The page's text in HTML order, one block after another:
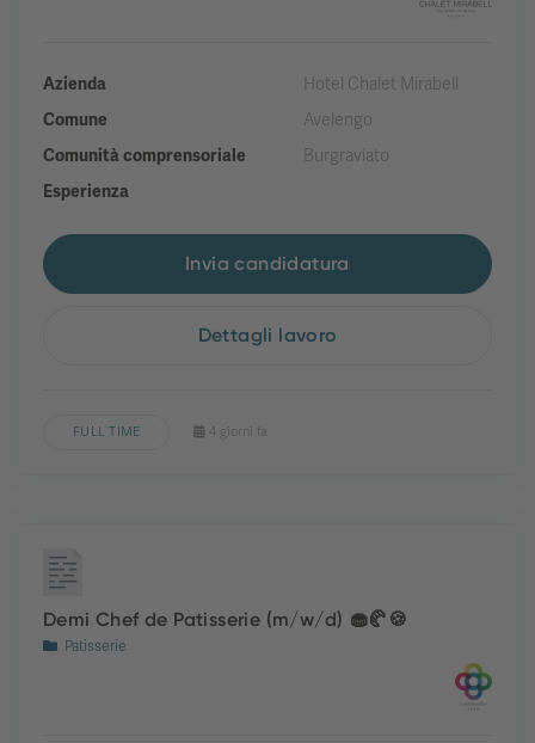
Azienda
Hotel Chalet Mirabell
Comune
Avelengo
Comunità comprensoriale
Burgraviato
Esperienza
Invia candidatura
Dettagli lavoro
FULL TIME 4 giorni fa
Demi Chef de Patisserie (m/w/d) 🧁🥐🍪
Patisserie